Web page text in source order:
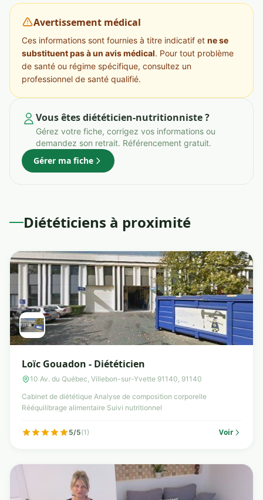
Avertissement médical
Ces informations sont fournies à titre indicatif et ne se
substituent pas à un avis médical. Pour tout problème
de santé ou régime spécifique, consultez un
professionnel de santé qualifié.
Vous êtes diététicien-nutritionniste ?
Gérez votre fiche, corrigez vos informations ou
demandez son retrait. Référencement gratuit.
Gérer ma fiche
Diététiciens à proximité
Loïc Gouadon - Diététicien
10 Av. du Québec, Villebon-sur-Yvette 91140, 91140
Cabinet de diététique Analyse de composition corporelle
Rééquilibrage alimentaire Suivi nutritionnel
5/5(1) Voir